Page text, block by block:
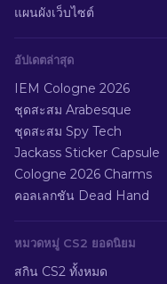
แผนผังเว็บไซต์
อัปเดตล่าสุด
IEM Cologne 2026
ชุดสะสม Arabesque
ชุดสะสม Spy Tech
Jackass Sticker Capsule
Cologne 2026 Charms
คอลเลกชัน Dead Hand
หมวดหมู่ CS2 ยอดนิยม
สกิน CS2 ทั้งหมด